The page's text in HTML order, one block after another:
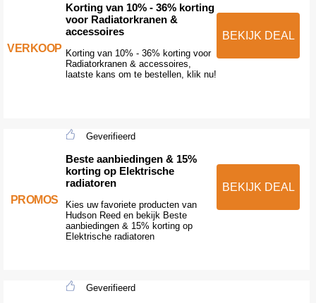
VERKOOP
Korting van 10% - 36% korting
voor Radiatorkranen &
accessoires
Korting van 10% - 36% korting voor
Radiatorkranen & accessoires,
laatste kans om te bestellen, klik nu!
BEKIJK DEAL
PROMOS
Geverifieerd
Beste aanbiedingen & 15%
korting op Elektrische
radiatoren
Kies uw favoriete producten van
Hudson Reed en bekijk Beste
aanbiedingen & 15% korting op
Elektrische radiatoren
BEKIJK DEAL
Geverifieerd